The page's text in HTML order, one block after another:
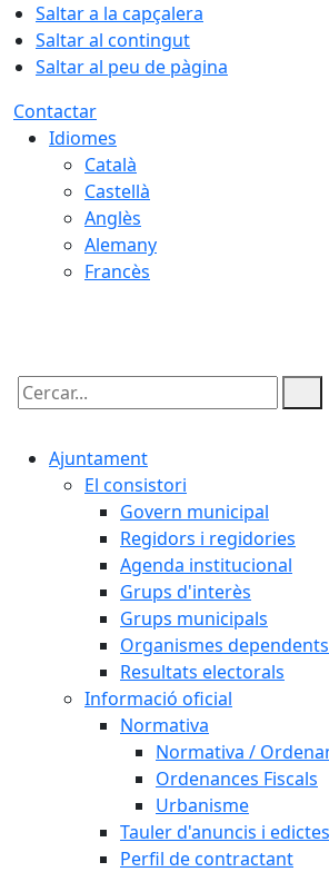
Saltar a la capçalera
Saltar al contingut
Saltar al peu de pàgina
Contactar
Idiomes
Català
Castellà
Anglès
Alemany
Francès
Cercar:
Ajuntament
El consistori
Govern municipal
Regidors i regidories
Agenda institucional
Grups d'interès
Grups municipals
Organismes
Resultats electorals
Informació oficial
Normativa
Normativa /
Ordenances Fiscals
Urbanisme
Tauler d'anuncis i edictes
Perfil de contractant